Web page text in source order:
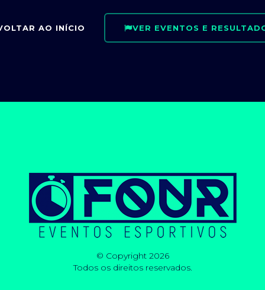
AO INÍCIO VER EVENTOS E
© Copyright 2026
Todos os direitos reservados.